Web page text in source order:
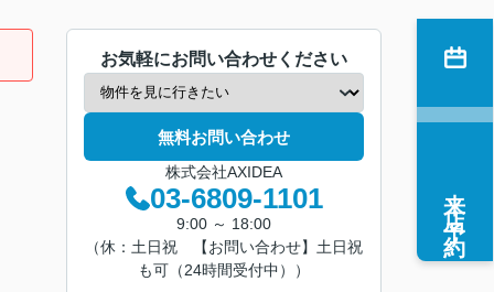
お気軽にお問い合わせください
無料お問い合わせ
株式会社AXIDEA
03-6809-1101
9:00 ～ 18:00
（休：土日祝 【お問い合わせ】土日祝
も可（24時間受付中））
来店予約